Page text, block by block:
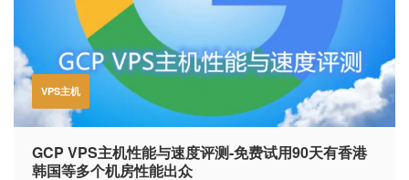
VPS主机
GCP VPS主机性能与速度评测-免费试用90天有香港
韩国等多个机房性能出众